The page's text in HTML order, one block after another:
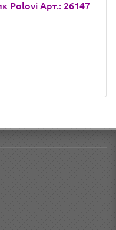
Polovi Арт.: 26147